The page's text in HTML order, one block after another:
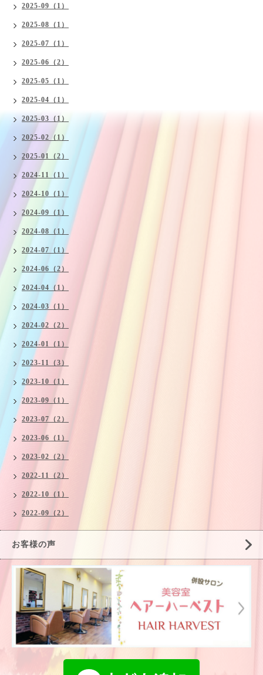
2025-09（1）
2025-08（1）
2025-07（1）
2025-06（2）
2025-05（1）
2025-04（1）
2025-03（1）
2025-02（1）
2025-01（2）
2024-11（1）
2024-10（1）
2024-09（1）
2024-08（1）
2024-07（1）
2024-06（2）
2024-04（1）
2024-03（1）
2024-02（2）
2024-01（1）
2023-11（3）
2023-10（1）
2023-09（1）
2023-07（2）
2023-06（1）
2023-02（2）
2022-11（2）
2022-10（1）
2022-09（2）
お客様の声